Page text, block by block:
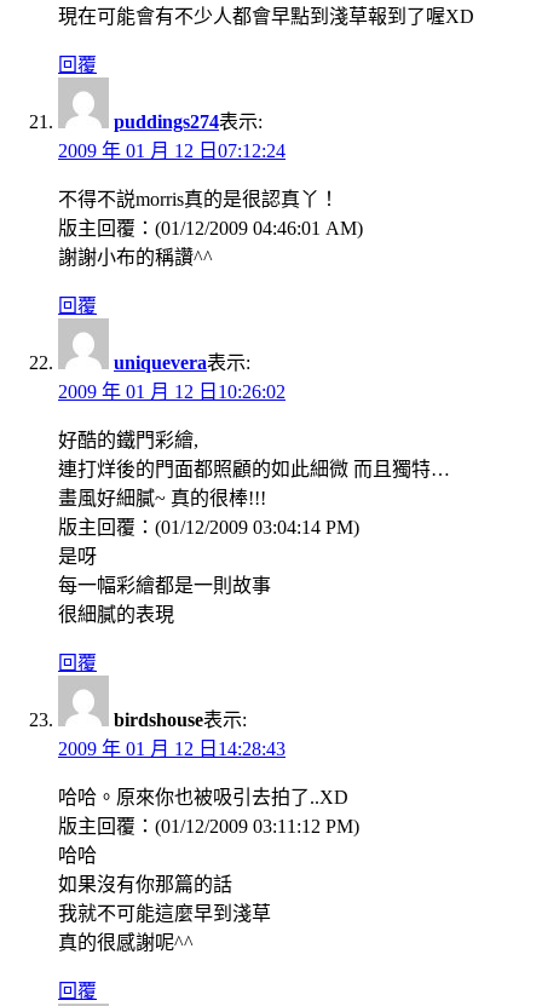
現在可能會有不少人都會早點到淺草報到了喔XD
回覆
puddings274表示:
2009 年 01 月 12 日07:12:24
不得不説morris真的是很認真丫！
版主回覆：(01/12/2009 04:46:01 AM)
謝謝小布的稱讚^^
回覆
uniquevera表示:
2009 年 01 月 12 日10:26:02
好酷的鐵門彩繪,
連打烊後的門面都照顧的如此細微 而且獨特…
畫風好細膩~ 真的很棒!!!
版主回覆：(01/12/2009 03:04:14 PM)
是呀
每一幅彩繪都是一則故事
很細膩的表現
回覆
birdshouse表示:
2009 年 01 月 12 日14:28:43
哈哈。原來你也被吸引去拍了..XD
版主回覆：(01/12/2009 03:11:12 PM)
哈哈
如果沒有你那篇的話
我就不可能這麼早到淺草
真的很感謝呢^^
回覆